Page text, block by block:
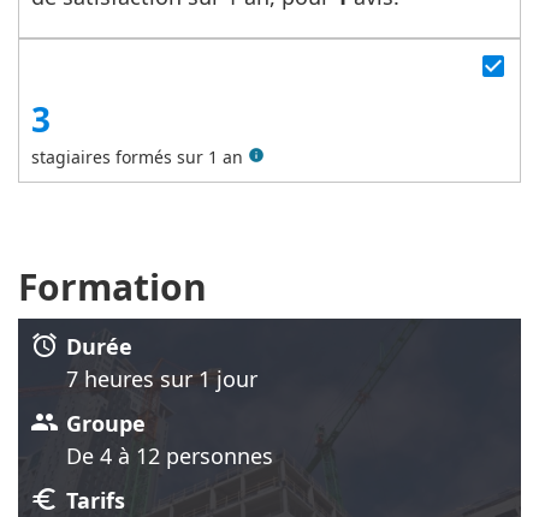
check_box
3
stagiaires formés sur 1 an info
Formation
alarm Durée
7 heures sur 1 jour
group Groupe
De 4 à 12 personnes
euro Tarifs